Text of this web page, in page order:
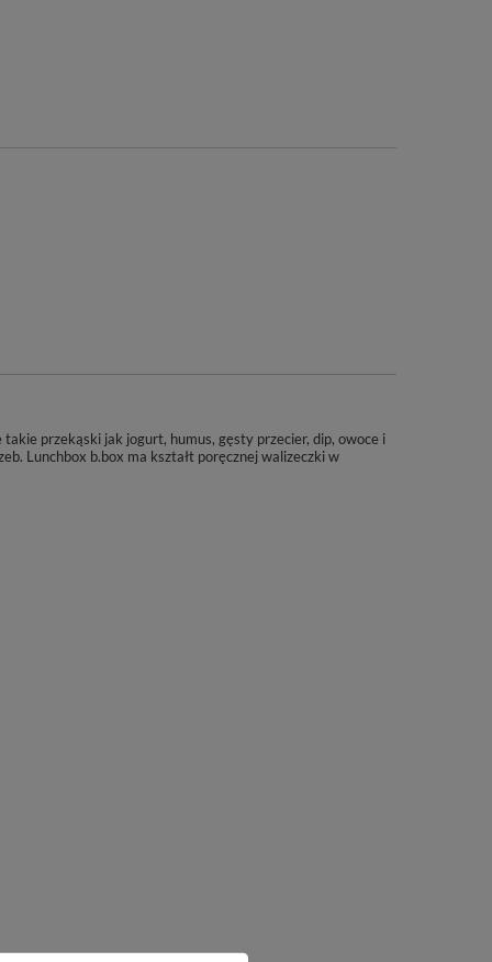
przekąski jak jogurt, humus, gęsty przecier, dip, owoce i
Lunchbox b.box ma kształt poręcznej walizeczki w